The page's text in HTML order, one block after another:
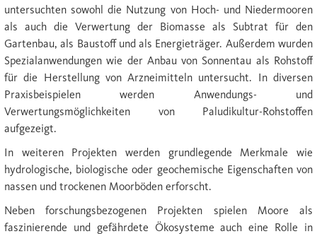
untersuchten sowohl die Nutzung von Hoch- und Niedermooren
als auch die Verwertung der Biomasse als Subtrat für den
Gartenbau, als Baustoff und als Energieträger. Außerdem wurden
Spezialanwendungen wie der Anbau von Sonnentau als Rohstoff
für die Herstellung von Arzneimitteln untersucht. In diversen
Praxisbeispielen werden Anwendungs- und
Verwertungsmöglichkeiten von Paludikultur-Rohstoffen
aufgezeigt.
In weiteren Projekten werden grundlegende Merkmale wie
hydrologische, biologische oder geochemische Eigenschaften von
nassen und trockenen Moorböden erforscht.
Neben forschungsbezogenen Projekten spielen Moore als
faszinierende und gefährdete Ökosysteme auch eine Rolle in